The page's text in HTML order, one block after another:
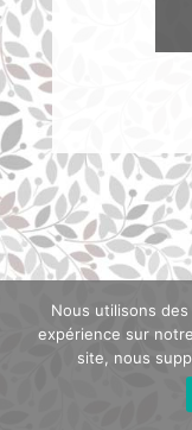
Nous utilisons
expérience sur
site, nous